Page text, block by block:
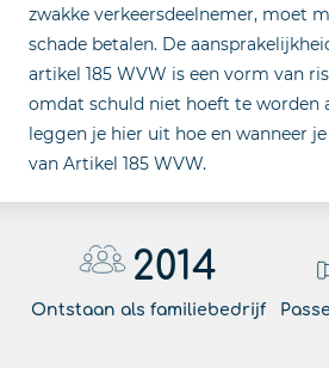
zwakke verkeersdeelnemer, moet
schade betalen. De
artikel 185 WVW is een vorm van
omdat schuld niet hoeft te worden
leggen je hier uit hoe en wanneer
van Artikel 185 WVW.
2014
Ontstaan als familiebedrijf